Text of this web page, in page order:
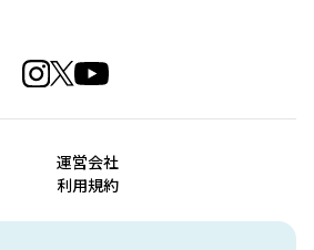
運営会社
利用規約